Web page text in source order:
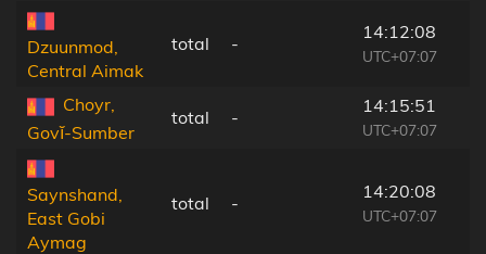
Dzuunmod,
Central Aimak
total -
14:12:08
UTC+07:07
Choyr,
Govĭ-Sumber
total -
14:15:51
UTC+07:07
Saynshand,
East Gobi
Aymag
total -
14:20:08
UTC+07:07